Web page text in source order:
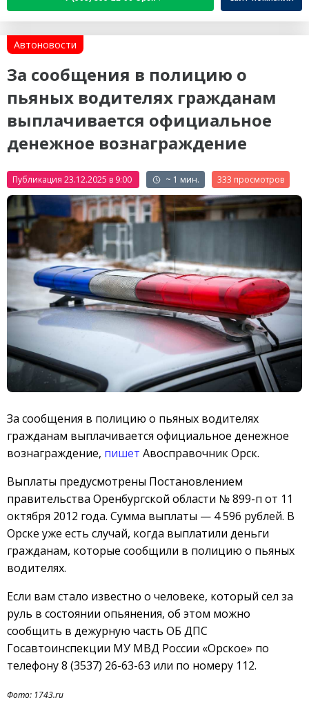
Автоновости
За сообщения в полицию о
пьяных водителях гражданам
выплачивается официальное
денежное вознаграждение
Публикация 23.12.2025 в 9:00 ~ 1 мин. 333
За сообщения в полицию о пьяных водителях
гражданам выплачивается официальное денежное
вознаграждение, пишет Авосправочник Орск.
Выплаты предусмотрены Постановлением
правительства Оренбургской области № 899-п от 11
октября 2012 года. Сумма выплаты — 4 596 рублей. В
Орске уже есть случай, когда выплатили деньги
гражданам, которые сообщили в полицию о пьяных
водителях.
Если вам стало известно о человеке, который сел за
руль в состоянии опьянения, об этом можно
сообщить в дежурную часть ОБ ДПС
Госавтоинспекции МУ МВД России «Орское» по
телефону 8 (3537) 26-63-63 или по номеру 112.
Фото: 1743.ru